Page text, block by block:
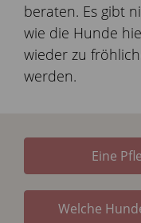
beraten. Es gibt
wie die Hunde
wieder zu
werden.
Eine
Welche